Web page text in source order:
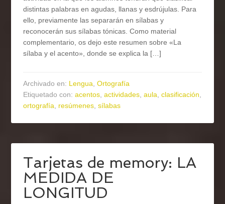
distintas palabras en agudas, llanas y esdrújulas. Para
ello, previamente las separarán en sílabas y
reconocerán sus sílabas tónicas. Como material
complementario, os dejo este resumen sobre «La
sílaba y el acento», donde se explica la […]
Archivado en: Lengua ,Ortografía
Etiquetado con:acentos ,actividades ,aula ,clasificación
ortografía
resúmenes ,sílabas
Tarjetas de memory: LA
MEDIDA DE
LONGITUD